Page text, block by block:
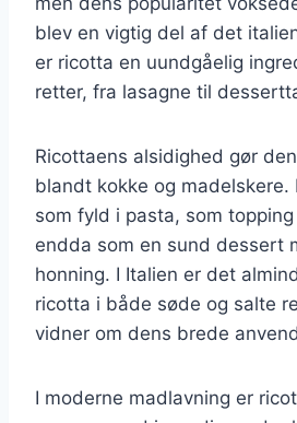
blev en vigtig del af det
er ricotta en uundgåelig
retter, fra lasagne til
Ricottaens alsidighed gør
blandt kokke og madelskere.
som fyld i pasta, som
endda som en sund dessert
honning. I Italien er det
ricotta i både søde og salte
vidner om dens brede
I moderne madlavning er